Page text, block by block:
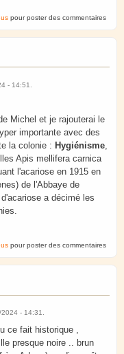
pour poster des commentaires
- 14:51
Michel et je rajouterai le
importante avec des
la colonie : Hygiénisme,
Apis mellifera carnica
l'acariose en 1915 en
de l'Abbaye de
a décimé les
pour poster des commentaires
2024 - 14:31.
ce fait historique ,
presque noire .. brun